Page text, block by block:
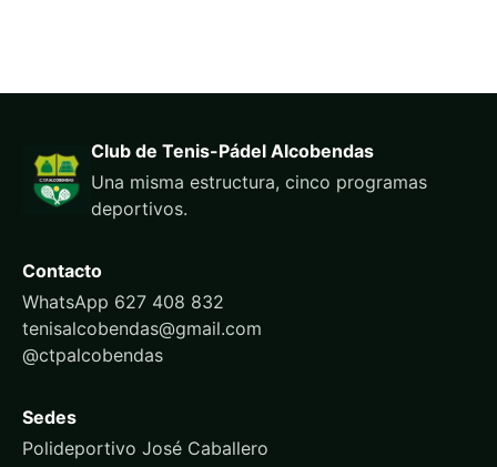
Club de Tenis-Pádel Alcobendas
Una misma estructura, cinco programas
deportivos.
Contacto
WhatsApp 627 408 832
tenisalcobendas@gmail.com
@ctpalcobendas
Sedes
Polideportivo José Caballero